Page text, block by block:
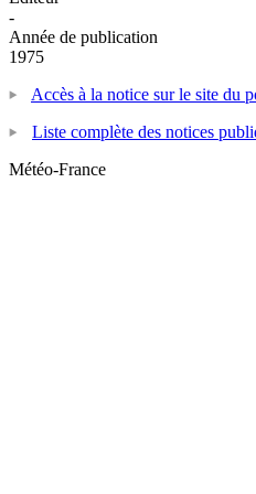
-
Année de publication
1975
Accès à la notice sur le site du
Liste complète des notices
Météo-France